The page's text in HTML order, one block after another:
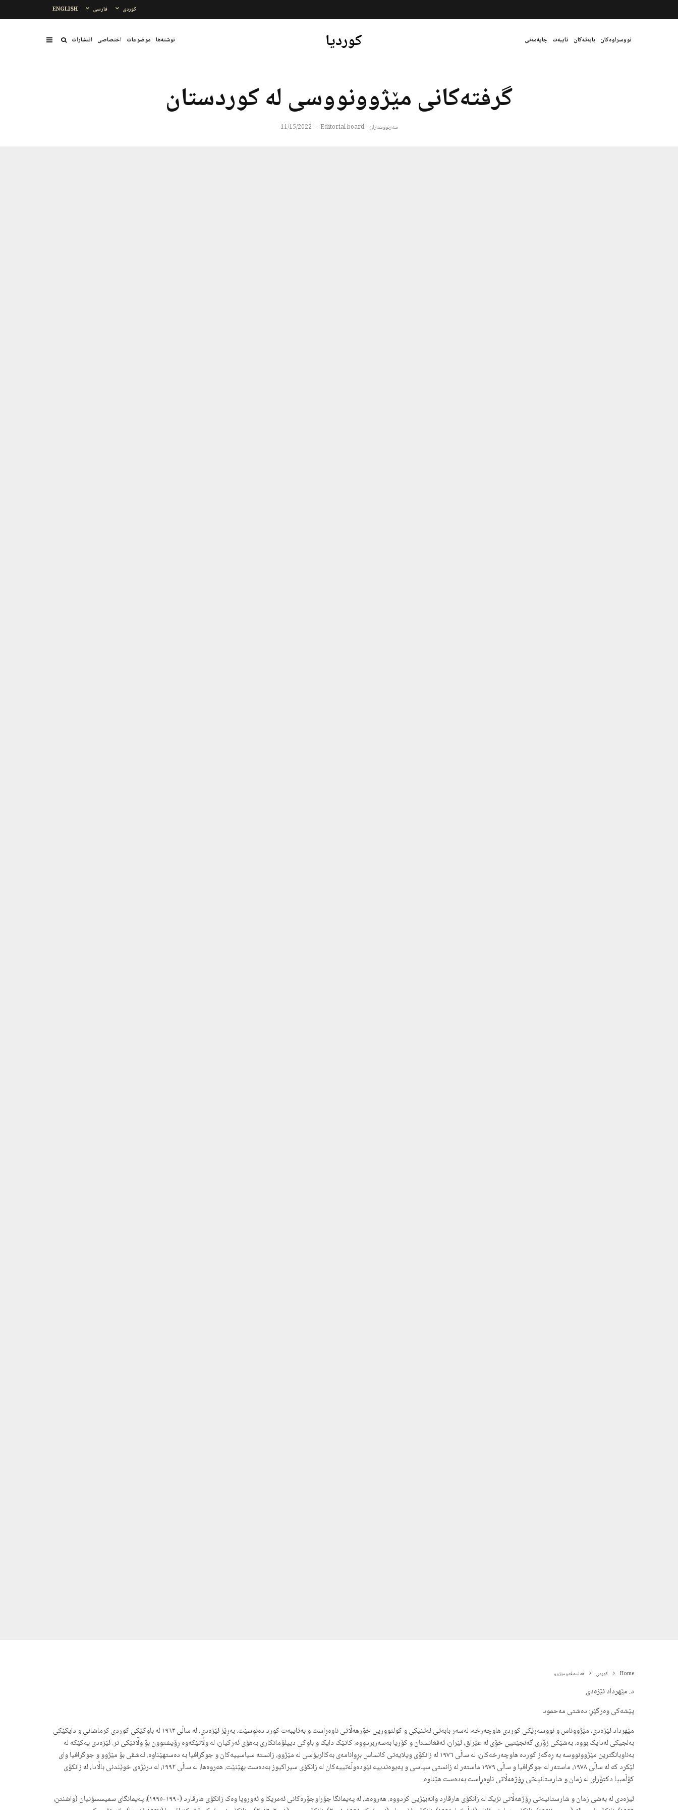
ENGLISH فارسی کوردی
نووسراوەکان بابەتەکان تایبەت چاپەمەنی کوردیا نوشتەها موضوعات اختصاصی انتشارات
گرفتەکانی مێژوونووسی لە کوردستان
سەرنووسەران - Editorial board ·
11/15/2022
Home کوردی فه‌لسه‌فەومێژوو
د. مێهرداد ئێزەدی
پێشەکی وەرگێڕ: دەشتی مەحمود
مێهرداد ئێزەدی، مێژووناس و نووسەرێکی کوردی هاوچەرخە، لەسەر بابەتی ئەتنیکی و کولتووریی خۆرهەڵاتی ناوەڕاست و بەتایبەت کورد دەنوسێت. بەڕێز ئێزەدی، لە ساڵی ١٩٦٣ لە باوکێکی کوردی کرماشانی و دایکێکی
بەلجیکی لەدایک بووە. بەشێکی زۆری گەنجێتیی خۆی لە عێراق، ئێران، ئەفغانستان و کۆریا بەسەربردووە، کاتێک دایک و باوکی دیپلۆماتکاری بەهۆی ئەرکیان، لە وڵاتێکەوە ڕۆیشتوون بۆ وڵاتێکی تر. ئێزەدی یەکێکە لە
بەناوبانگترین مێژوونووسە بە ڕەگەز کوردە هاوچەرخەکان، لە ساڵی ١٩٧٦ لە زانکۆی ویلایەتی کانساس بڕوانامەی بەکالریۆسی لە مێژوو، زانستە سیاسییەکان و جوگرافیا بە دەستهێناوە. ئەشقی بۆ مێژوو و جوگرافیا وای
لێکرد کە لە ساڵی ١٩٧٨، ماستەر لە جوگرافیا و ساڵی ١٩٧٩ ماستەر لە زانستی سیاسی و پەیوەندییە نێودەوڵەتییەکان لە زانکۆی سیراکیوز بەدەست بهێنێت. هەروەها، لە ساڵی ١٩٩٢، لە درێژەی خوێندنی باڵادا، لە زانکۆی
کۆڵمبیا دکتۆرای لە زمان و شارستانیەتی ڕۆژهەڵاتی ناوەڕاست بەدەست هێناوە.
ئیزەدی لە بەشی زمان و شارستانیەتی ڕۆژهەڵاتی نزیک لە زانکۆی هارڤارد وانەبێژیی کردووە. هەروەها، لە پەیمانگا جۆراوجۆرەکانی ئەمریکا و ئەوروپا وەک زانکۆی هارڤارد (١٩٩٠-١٩٩٥)، پەیمانگای سمیسسۆنیان (واشنتن،